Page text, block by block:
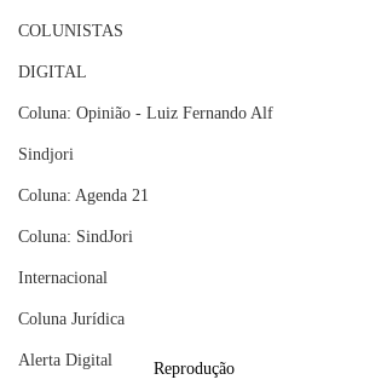
COLUNISTAS
DIGITAL
Coluna: Opinião - Luiz Fernando Alf
Sindjori
Coluna: Agenda 21
Coluna: SindJori
Internacional
Coluna Jurídica
Alerta Digital Reprodução